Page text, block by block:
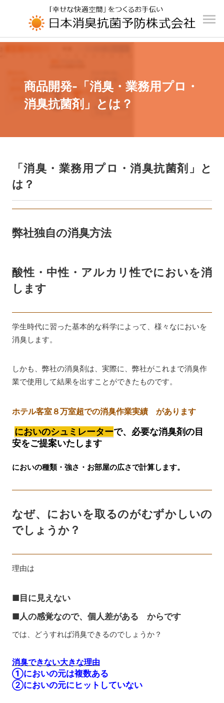
UA-196110426-1
商品開発-「消臭・業務用プロ・
消臭抗菌剤」とは？
「消臭・業務用プロ・消臭抗菌剤」と
は？
弊社独自の消臭方法
酸性・中性・アルカリ性でにおいを消
します
学生時代に習った基本的な科学によって、様々なにおいを
消臭します。
しかも、弊社の消臭剤は、実際に、弊社がこれまで消臭作
業で使用して結果を出すことができたものです。
ホテル客室８万室超での消臭作業実績があります
においのシュミレーターで、必要な消臭剤の目
安をご提案いたします
においの種類・強さ・お部屋の広さで計算します。
なぜ、においを取るのがむずかしいの
でしょうか？
理由は
■目に見えない
■人の感覚なので、個人差がある からです
では、どうすれば消臭できるのでしょうか？
消臭できない大きな理由
①においの元は複数ある
➁においの元にヒットしていない